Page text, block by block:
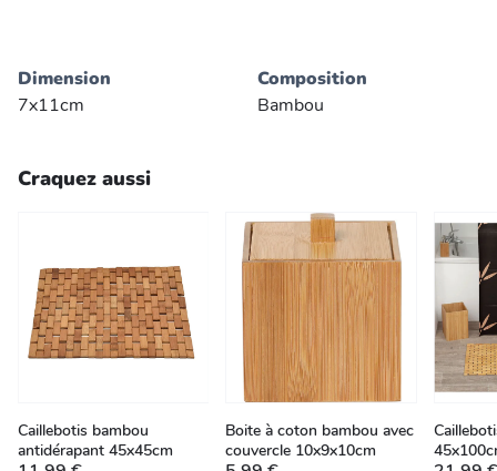
Dimension
7x11cm
Composition
Bambou
Craquez aussi
Caillebotis bambou
antidérapant 45x45cm
Boite à coton bambou avec
couvercle 10x9x10cm